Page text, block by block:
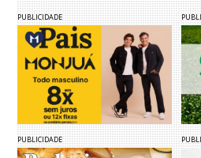
PUBLICIDADE
PUBLICIDADE